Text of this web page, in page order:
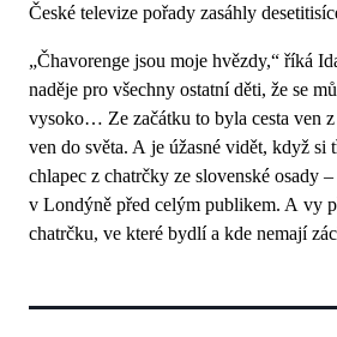
České televize pořady zasáhly
„Čhavorenge jsou moje hvězdy,“ říká
naděje pro všechny ostatní děti, že se
vysoko… Ze začátku to byla cesta ven z
ven do světa. A je úžasné vidět, když si
chlapec z chatrčky ze slovenské osady
v Londýně před celým publikem. A vy
chatrčku, ve které bydlí a kde nemají